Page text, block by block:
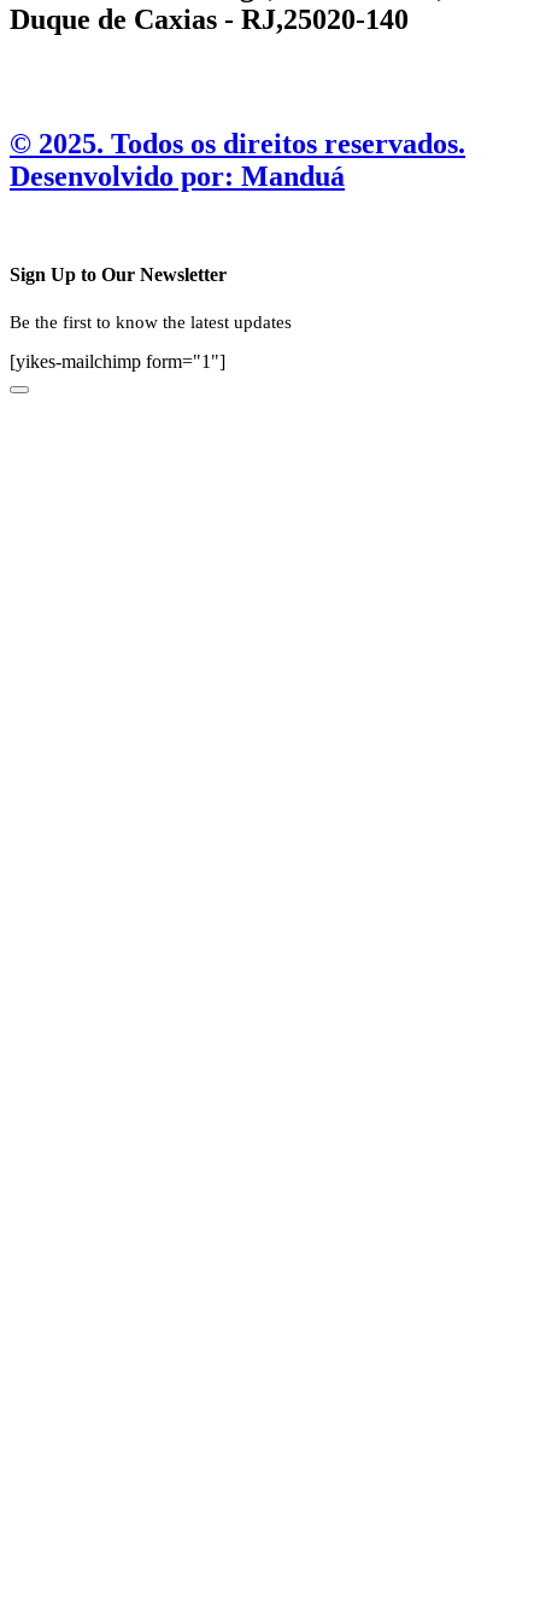
Duque de Caxias - RJ,25020-140
©️ 2025. Todos os direitos reservados.
Desenvolvido por: Manduá
Sign Up to Our Newsletter
Be the first to know the latest updates
[yikes-mailchimp form="1"]